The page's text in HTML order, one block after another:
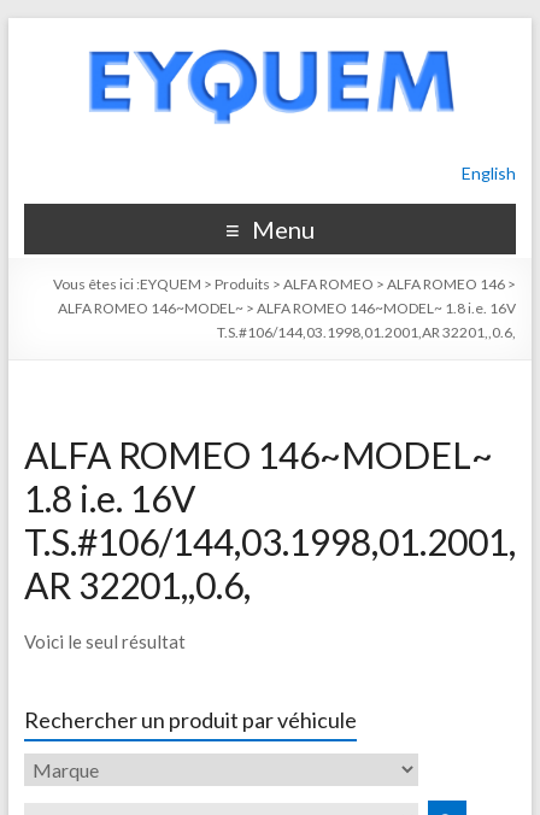
English
Menu
Vous êtes ici :EYQUEM > Produits >ALFA ROMEO >ALFA ROMEO 146 >
ALFA ROMEO 146~MODEL~ >ALFA ROMEO 146~MODEL~ 1.8 i.e. 16V
T.S.#106/144,03.1998,01.2001,AR 32201,,0.6,
ALFA ROMEO 146~MODEL~
1.8 i.e. 16V
T.S.#106/144,03.1998,01.2001,
AR 32201,,0.6,
Voici le seul résultat
Rechercher un produit par véhicule